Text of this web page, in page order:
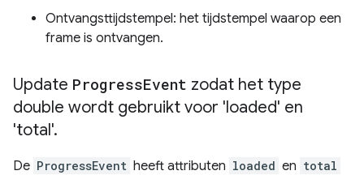
Ontvangsttijdstempel: het tijdstempel waarop een
frame is ontvangen.
Update ProgressEvent zodat het type
double wordt gebruikt voor 'loaded' en
'total'.
De ProgressEvent heeft attributen loaded en total